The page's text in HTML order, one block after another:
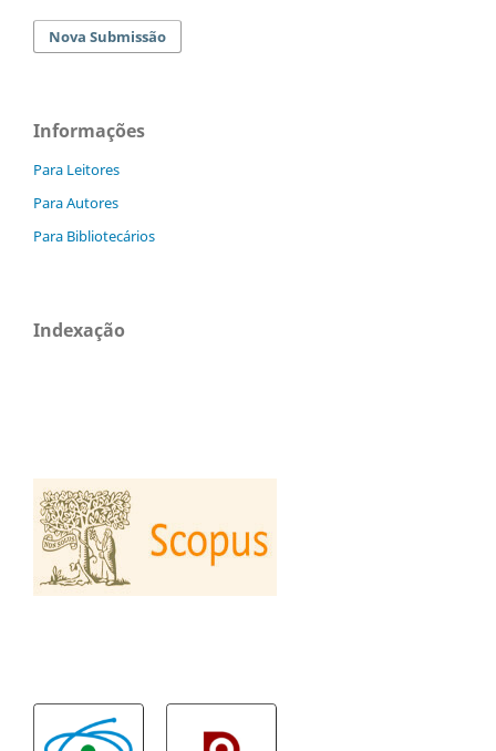
Nova Submissão
Informações
Para Leitores
Para Autores
Para Bibliotecários
Indexação